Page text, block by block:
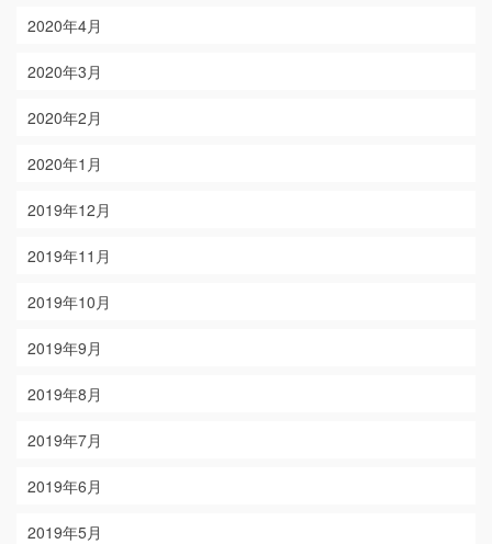
2020年4月
2020年3月
2020年2月
2020年1月
2019年12月
2019年11月
2019年10月
2019年9月
2019年8月
2019年7月
2019年6月
2019年5月